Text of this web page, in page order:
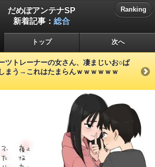
だめぽアンテナSP
新着記事： 総合
Ranking
トップ 次へ
ツトレーナーの女さん、凄まじいお○ぱ
まう→これはたまらんｗｗｗｗｗｗ